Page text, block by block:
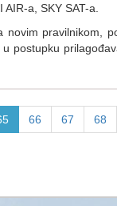
a, SKY SAT-a.
pravilnikom,
postupku
66 67 68